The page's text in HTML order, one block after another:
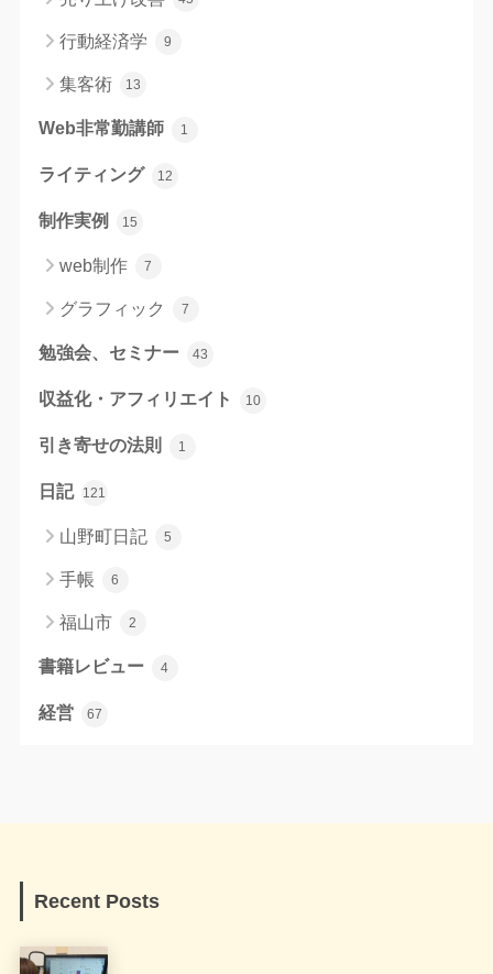
行動経済学 9
集客術 13
Web非常勤講師 1
ライティング 12
制作実例 15
web制作 7
グラフィック 7
勉強会、セミナー 43
収益化・アフィリエイト 10
引き寄せの法則 1
日記 121
山野町日記 5
手帳 6
福山市 2
書籍レビュー 4
経営 67
Recent Posts